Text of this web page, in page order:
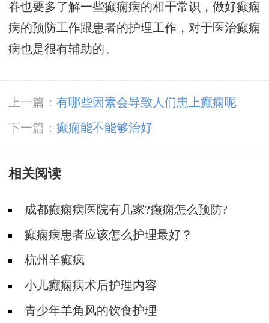
眷也要多了解一些癫痫病的相干常识，做好癫痫
病的预防工作跟患者的护理工作，对于医治癫痫
病也是很有辅助的。
上一篇： 有哪些因素会导致人们患上癫痫呢
下一篇： 癫痫能不能够治好
相关阅读
成都癫痫病医院有几家?癫痫怎么预防?
癫痫病患者应该怎么护理最好？
杭州羊癫疯
小儿癫痫病术后护理内容
青少年羊角风的饮食护理